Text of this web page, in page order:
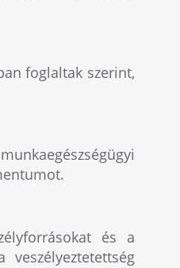
foglaltak szerint,
és a